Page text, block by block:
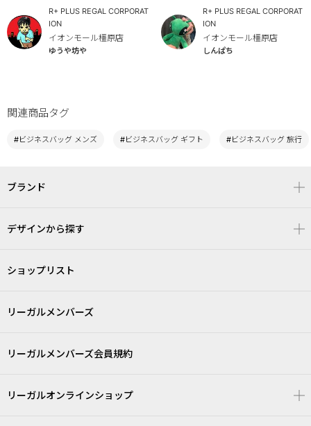
R+ PLUS REGAL CORPORAT
ION
イオンモール橿原店
ゆうや坊や
R+ PLUS REGAL CORPORAT
ION
イオンモール橿原店
しんぱち
関連商品タグ
#ビジネスバッグ メンズ #ビジネスバッグ ギフト #ビジネスバッグ 旅行
ブランド
デザインから探す
ショップリスト
リーガルメンバーズ
リーガルメンバーズ会員規約
リーガルオンラインショップ